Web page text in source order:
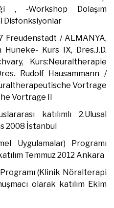
, -Workshop Dolaşım
Disfonksiyonlar
Freudenstadt / ALMANYA,
Kurs IX, Dres.J.D.
Kurs:Neuraltherapie
Rudolf Hausammann /
Vortrage
Vortrage II
katılımlı 2.Ulusal
2008 İstanbul
Uygulamalar) Programı
Temmuz 2012 Ankara
(Klinik Nöralterapi
olarak katılım Ekim